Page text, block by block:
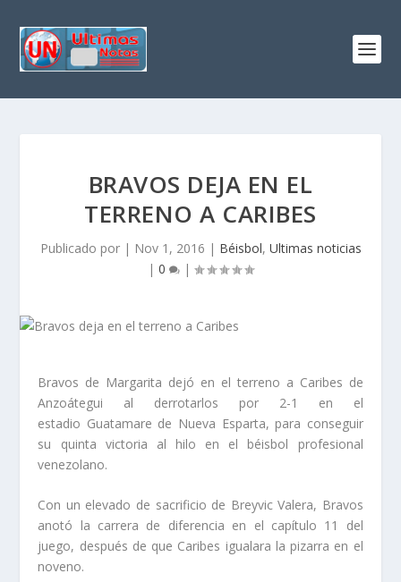
BRAVOS DEJA EN EL
TERRENO A CARIBES
Publicado por | Nov 1, 2016 | Béisbol, Ultimas noticias
| 0 |
Bravos de Margarita dejó en el terreno a Caribes de
Anzoátegui al derrotarlos por 2-1 en el
estadio Guatamare de Nueva Esparta, para conseguir
su quinta victoria al hilo en el béisbol profesional
venezolano.
Con un elevado de sacrificio de Breyvic Valera, Bravos
anotó la carrera de diferencia en el capítulo 11 del
juego, después de que Caribes igualara la pizarra en el
noveno.